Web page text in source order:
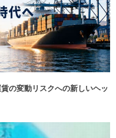
の変動リスクへの新しいヘッ